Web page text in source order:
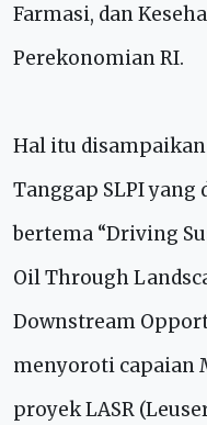
Farmasi, dan
Perekonomian RI.
Hal itu
Tanggap SLPI yang
bertema “Driving
Oil Through
Downstream
menyoroti capaian
proyek LASR